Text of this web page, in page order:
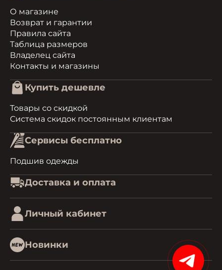
О магазине
Возврат и гарантии
Правила сайта
Таблица размеров
Владелец сайта
Контакты и магазины
Купить дешевле
Товары со скидкой
Система скидок постоянным клиентам
Сервисы бесплатно
Подшив одежды
Доставка и оплата
Личный кабинет
Новинки
15%